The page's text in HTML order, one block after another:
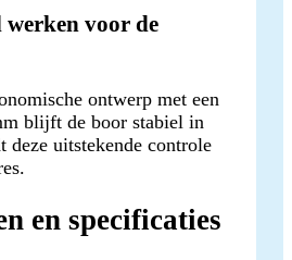
voor de
ontwerp met een
blijft de boor stabiel in
deze uitstekende controle
en specificaties